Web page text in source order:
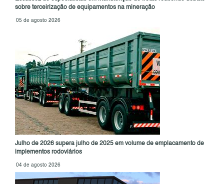
sobre terceirização de equipamentos na mineração
05 de agosto 2026
Julho de 2026 supera julho de 2025 em volume de emplacamento de
implementos rodoviários
04 de agosto 2026